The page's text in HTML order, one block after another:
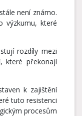
není známo.
výzkumu, které
rozdíly mezi
, které překonají
k zajištění
tuto resistenci
procesům